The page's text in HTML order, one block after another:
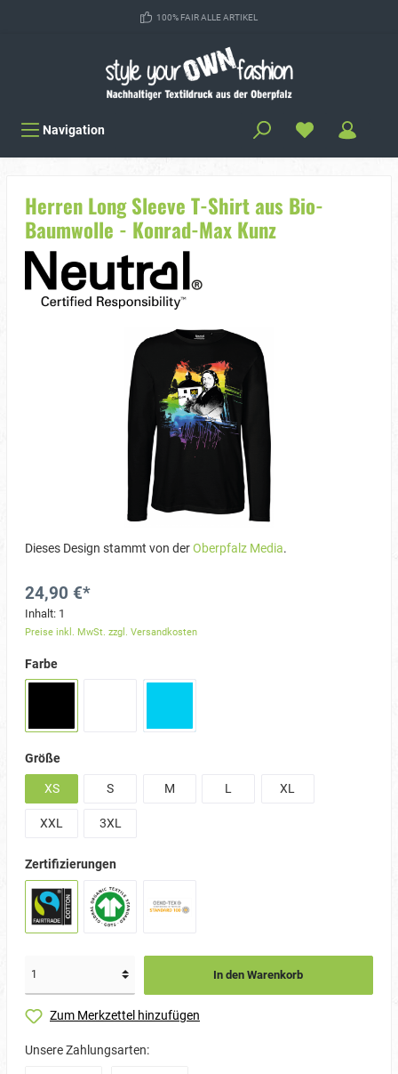
100% FAIR ALLE ARTIKEL
Navigation
Herren Long Sleeve T-Shirt aus Bio-
Baumwolle - Konrad-Max Kunz
Dieses Design stammt von derOberpfalz Media.
24,90 €*
Inhalt: 1
Preise inkl. MwSt. zzgl. Versandkosten
Farbe
Größe
XS
S M L XL
XXL 3XL
Zertifizierungen
In den Warenkorb
Zum Merkzettel hinzufügen
Unsere Zahlungsarten: